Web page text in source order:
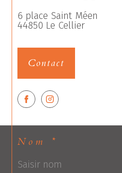
Nom *
6 place Saint Méen
44850
Le Cellier
Contact